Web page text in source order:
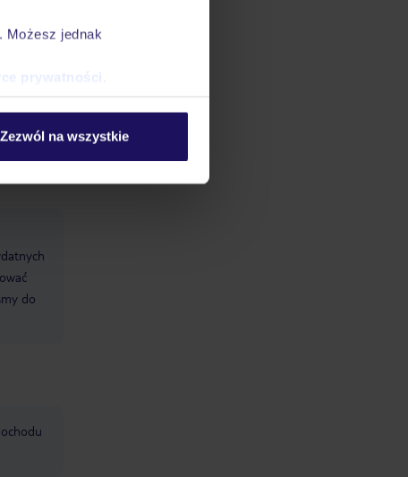
Możesz jednak
prywatności
Zezwól na wszystkie
do